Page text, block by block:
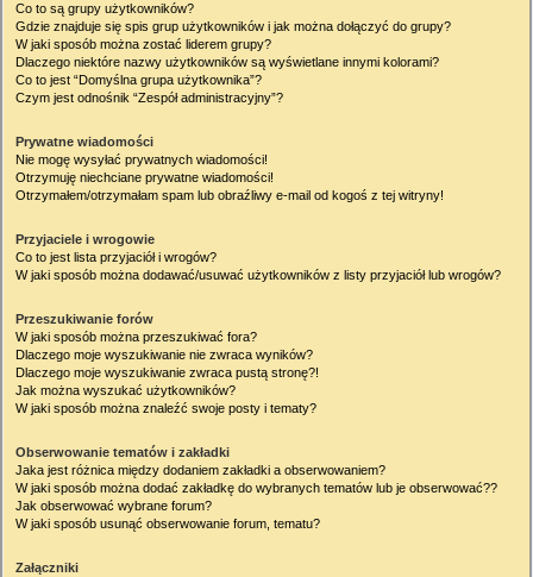
Co to są grupy użytkowników?
Gdzie znajduje się spis grup użytkowników i jak można dołączyć do grupy?
W jaki sposób można zostać liderem grupy?
Dlaczego niektóre nazwy użytkowników są wyświetlane innymi kolorami?
Co to jest “Domyślna grupa użytkownika”?
Czym jest odnośnik “Zespół administracyjny”?
Prywatne wiadomości
Nie mogę wysyłać prywatnych wiadomości!
Otrzymuję niechciane prywatne wiadomości!
Otrzymałem/otrzymałam spam lub obraźliwy e-mail od kogoś z tej witryny!
Przyjaciele i wrogowie
Co to jest lista przyjaciół i wrogów?
W jaki sposób można dodawać/usuwać użytkowników z listy przyjaciół lub wrogów?
Przeszukiwanie forów
W jaki sposób można przeszukiwać fora?
Dlaczego moje wyszukiwanie nie zwraca wyników?
Dlaczego moje wyszukiwanie zwraca pustą stronę?!
Jak można wyszukać użytkowników?
W jaki sposób można znaleźć swoje posty i tematy?
Obserwowanie tematów i zakładki
Jaka jest różnica między dodaniem zakładki a obserwowaniem?
W jaki sposób można dodać zakładkę do wybranych tematów lub je obserwować??
Jak obserwować wybrane forum?
W jaki sposób usunąć obserwowanie forum, tematu?
Załączniki